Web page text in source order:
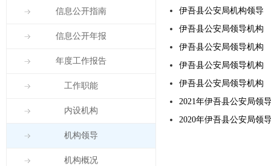
信息公开指南
信息公开年报
年度工作报告
工作职能
内设机构
机构领导
机构概况
伊吾县公安局机构领导
伊吾县公安局领导机构
伊吾县公安局领导机构
伊吾县公安局领导机构
伊吾县公安局领导机构
2021年伊吾县公安局领
2020年伊吾县公安局领